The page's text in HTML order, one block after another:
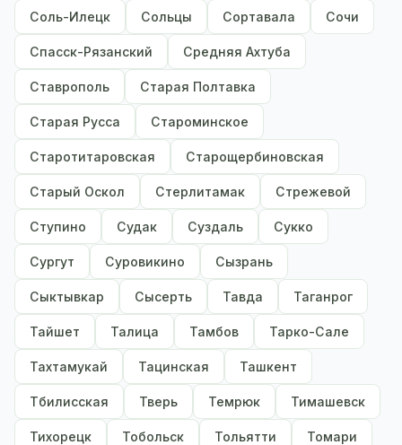
Соль-Илецк Сольцы Сортавала Сочи
Спасск-Рязанский Средняя Ахтуба
Ставрополь Старая Полтавка
Старая Русса Староминское
Старотитаровская Старощербиновская
Старый Оскол Стерлитамак Стрежевой
Ступино Судак Суздаль Сукко
Сургут Суровикино Сызрань
Сыктывкар Сысерть Тавда Таганрог
Тайшет Талица Тамбов Тарко-Сале
Тахтамукай Тацинская Ташкент
Тбилисская Тверь Темрюк Тимашевск
Тихорецк Тобольск Тольятти Томари